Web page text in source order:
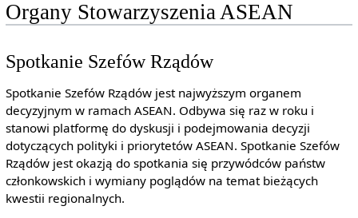
Organy Stowarzyszenia ASEAN
Spotkanie Szefów Rządów
Spotkanie Szefów Rządów jest najwyższym organem
decyzyjnym w ramach ASEAN. Odbywa się raz w roku i
stanowi platformę do dyskusji i podejmowania decyzji
dotyczących polityki i priorytetów ASEAN. Spotkanie Szefów
Rządów jest okazją do spotkania się przywódców państw
członkowskich i wymiany poglądów na temat bieżących
kwestii regionalnych.